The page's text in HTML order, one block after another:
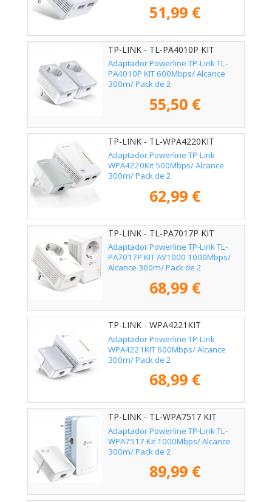
51,99 €
TP-LINK - TL-PA4010P KIT
Adaptador Powerline TP-Link TL-
PA4010P KIT 600Mbps/ Alcance
300m/ Pack de 2
55,50 €
TP-LINK - TL-WPA4220KIT
Adaptador Powerline TP-Link
WPA4220Kit 500Mbps/ Alcance
300m/ Pack de 2
62,99 €
TP-LINK - TL-PA7017P KIT
Adaptador Powerline TP-Link TL-
PA7017P KIT AV1000 1000Mbps/
Alcance 300m/ Pack de 2
68,99 €
TP-LINK - WPA4221KIT
Adaptador Powerline TP-Link
WPA4221KIT 600Mbps/ Alcance
300m/ Pack de 2
68,99 €
TP-LINK - TL-WPA7517 KIT
Adaptador Powerline TP-Link TL-
WPA7517 Kit 1000Mbps/ Alcance
300m/ Pack de 2
89,99 €